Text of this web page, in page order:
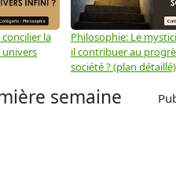
la
Philosophie: Le
il contribuer au
société ? (plan détaillé)
semaine